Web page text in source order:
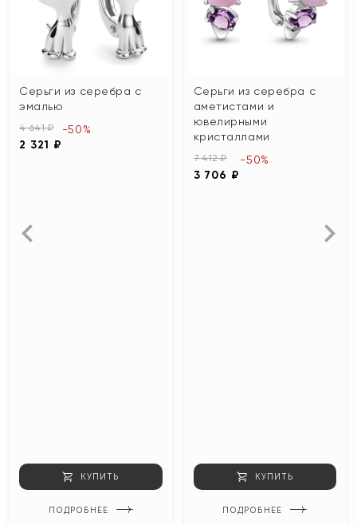
Серьги из серебра с
эмалью
4 641 ₽
2 321 ₽
-50%
КУПИТЬ
ПОДРОБНЕЕ
Серьги из серебра с
аметистами и
ювелирными
кристаллами
7 412 ₽
3 706 ₽
-50%
КУПИТЬ
ПОДРОБНЕЕ